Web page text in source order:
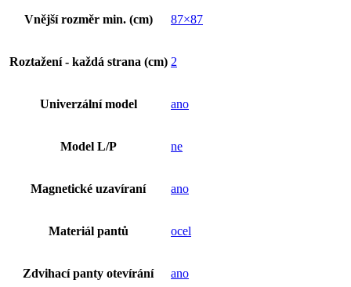
Vnější rozměr min. (cm) 87×87
Roztažení - každá strana (cm) 2
Univerzální model ano
Model L/P ne
Magnetické uzavíraní ano
Materiál pantů ocel
Zdvihací panty otevírání ano